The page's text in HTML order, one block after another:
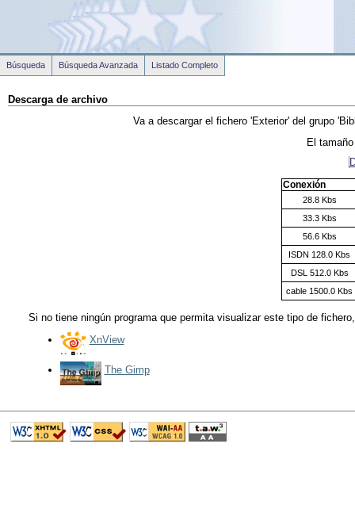
Descarga de archivo
Va a descargar el fichero 'Exterior' del grupo
El
Conexión
28.8 Kbs
33.3 Kbs
56.6 Kbs
ISDN 128.0 Kbs
DSL 512.0 Kbs
cable 1500.0 Kbs
Si no tiene ningún programa que permita visualizar este tipo de
XnView
The Gimp
Búsqueda Búsqueda Avanzada Listado Completo